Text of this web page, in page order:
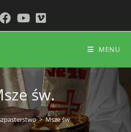
MENU
św.
> Msze św.